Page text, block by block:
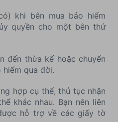
khi bên mua bảo hiểm
quyền cho một bên thứ
đến thừa kế hoặc chuyển
hiểm qua đời.
hợp cụ thể, thủ tục nhận
khác nhau. Bạn nên liên
hỗ trợ về các giấy tờ